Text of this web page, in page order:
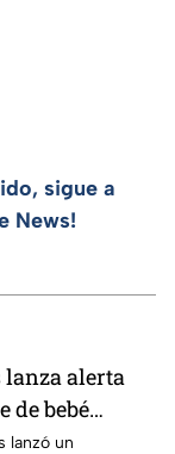
sigue a
News!
lanza alerta
de bebé
¿Qué marca
lanzó un